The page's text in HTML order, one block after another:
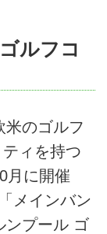
ルフコ
米のゴルフ
ィを持つ
月に開催
メインバン
ンプール ゴ